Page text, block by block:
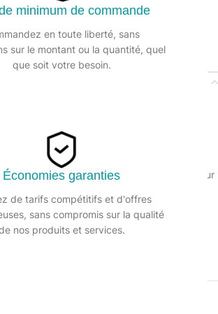
minimum de commande
en toute liberté, sans
sur le montant ou la quantité, quel
que soit votre besoin.
Économies garanties
de tarifs compétitifs et d'offres
sans compromis sur la qualité
nos produits et services.
surpuissant
un excellent nettoyant polyvalent concentré
(carrelages, plastiques, thermoplastiques,
surfaces peintes…). Il possède un
et dégraissant ce qui lui permet
salissures usuelles, des feutres et stylos sur
fabriqué en France.
:
sécurité (1.33M)